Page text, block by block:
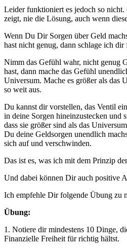
Leider funktioniert es jedoch so
zeigt, nie die Lösung, auch wenn
Wenn Du Dir Sorgen über Geld
hast nicht genug, dann schlage ich dir
Nimm das Gefühl wahr, nicht genug
hast, dann mache das Gefühl
Universum. Mache es größer als das
so weit aus.
Du kannst dir vorstellen, das Ventil
in deine Sorgen hineinzustecken und
dass sie größer sind als das
Du deine Geldsorgen unendlich
sich auf und verschwinden.
Das ist es, was ich mit dem Prinzip
Und dabei können Dir auch positive
Ich empfehle Dir folgende Übung zu
Übung:
1. Notiere dir mindestens 10 Dinge,
Finanzielle Freiheit für richtig hältst.